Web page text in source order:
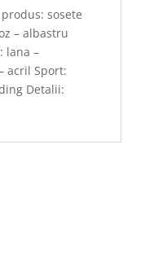
sosete
– albastru
lana –
acril Sport:
Detalii: